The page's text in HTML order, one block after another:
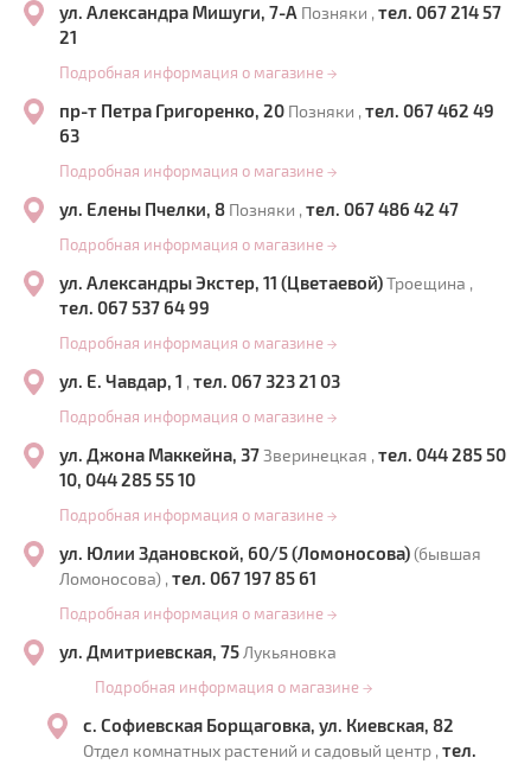
ул. Александра Мишуги, 7-А Позняки , тел. 067 214 57
21
Подробная информация о магазине →
пр-т Петра Григоренко, 20 Позняки , тел. 067 462 49
63
Подробная информация о магазине →
ул. Елены Пчелки, 8 Позняки , тел. 067 486 42 47
Подробная информация о магазине →
ул. Александры Экстер, 11 (Цветаевой)Троещина ,
тел. 067 537 64 99
Подробная информация о магазине →
ул. Е. Чавдар, 1 , тел. 067 323 21 03
Подробная информация о магазине →
ул. Джона Маккейна, 37 Зверинецкая , тел. 044 285 50
10, 044 285 55 10
Подробная информация о магазине →
ул. Юлии Здановской, 60/5 (Ломоносова)(бывшая
Ломоносова) , тел. 067 197 85 61
Подробная информация о магазине →
ул. Дмитриевская, 75Лукьяновка
Подробная информация о магазине →
с. Софиевская Борщаговка, ул. Киевская, 82
Отдел комнатных растений и садовый центр , тел.